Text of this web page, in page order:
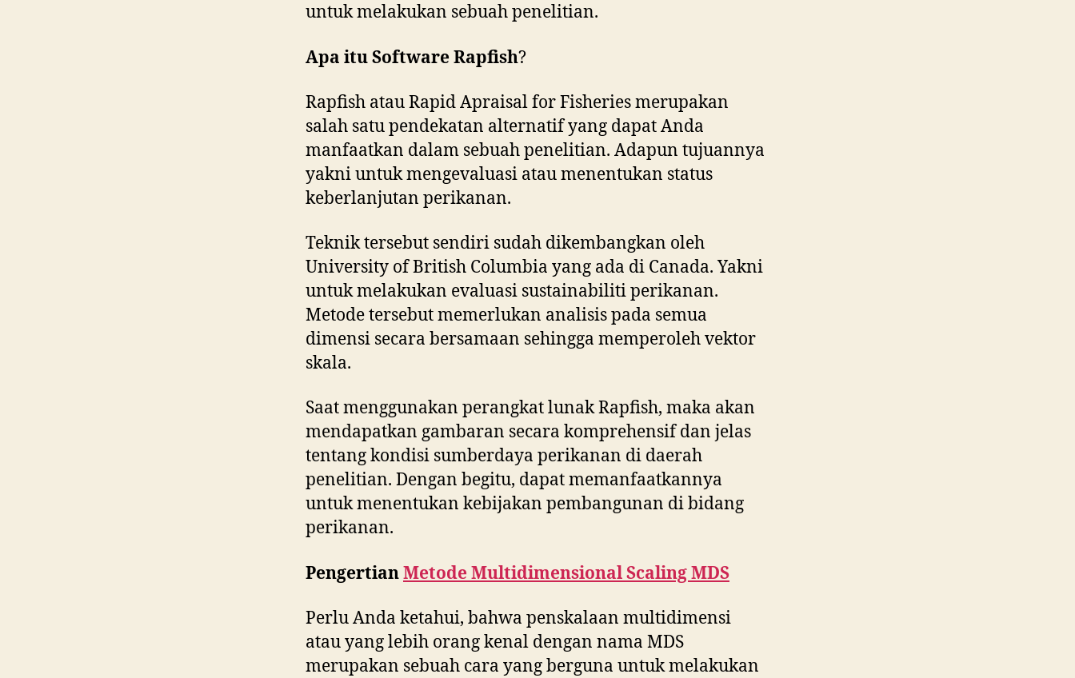
untuk melakukan sebuah penelitian.
Apa itu Software Rapfish?
Rapfish atau Rapid Apraisal for Fisheries merupakan
salah satu pendekatan alternatif yang dapat Anda
manfaatkan dalam sebuah penelitian. Adapun tujuannya
yakni untuk mengevaluasi atau menentukan status
keberlanjutan perikanan.
Teknik tersebut sendiri sudah dikembangkan oleh
University of British Columbia yang ada di Canada. Yakni
untuk melakukan evaluasi sustainabiliti perikanan.
Metode tersebut memerlukan analisis pada semua
dimensi secara bersamaan sehingga memperoleh vektor
skala.
Saat menggunakan perangkat lunak Rapfish, maka akan
mendapatkan gambaran secara komprehensif dan jelas
tentang kondisi sumberdaya perikanan di daerah
penelitian. Dengan begitu, dapat memanfaatkannya
untuk menentukan kebijakan pembangunan di bidang
perikanan.
PengertianMetode Multidimensional Scaling MDS
Perlu Anda ketahui, bahwa penskalaan multidimensi
atau yang lebih orang kenal dengan nama MDS
merupakan sebuah cara yang berguna untuk melakukan